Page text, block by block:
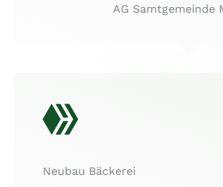
AG Samtgemeinde
Neubau Bäckerei